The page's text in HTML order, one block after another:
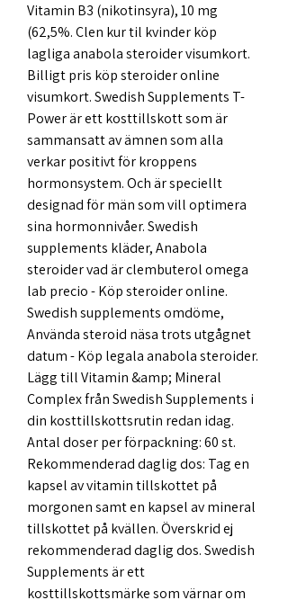
Vitamin B3 (nikotinsyra), 10 mg
(62,5%. Clen kur til kvinder köp
lagliga anabola steroider visumkort.
Billigt pris köp steroider online
visumkort. Swedish Supplements T-
Power är ett kosttillskott som är
sammansatt av ämnen som alla
verkar positivt för kroppens
hormonsystem. Och är speciellt
designad för män som vill optimera
sina hormonnivåer. Swedish
supplements kläder, Anabola
steroider vad är clembuterol omega
lab precio - Köp steroider online.
Swedish supplements omdöme,
Använda steroid näsa trots utgågnet
datum - Köp legala anabola steroider.
Lägg till Vitamin &amp; Mineral
Complex från Swedish Supplements i
din kosttillskottsrutin redan idag.
Antal doser per förpackning: 60 st.
Rekommenderad daglig dos: Tag en
kapsel av vitamin tillskottet på
morgonen samt en kapsel av mineral
tillskottet på kvällen. Överskrid ej
rekommenderad daglig dos. Swedish
Supplements är ett
kosttillskottsmärke som värnar om